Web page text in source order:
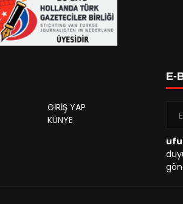
GİRİŞ YAP
KÜNYE
E-